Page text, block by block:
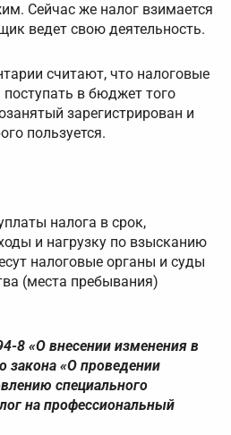
Сейчас же налог взимается
ведет свою деятельность.
считают, что налоговые
в бюджет того
зарегистрирован и
пользуется.
налога в срок,
и нагрузку по взысканию
налоговые органы и суды
(места пребывания)
8 «О внесении изменения в
закона «О проведении
специального
на профессиональный